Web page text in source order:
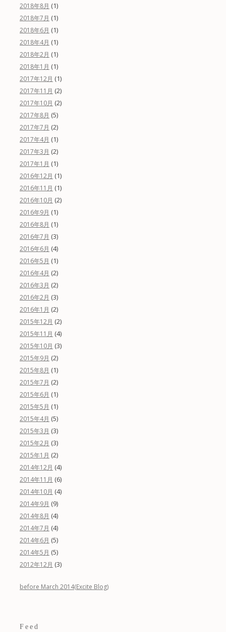
2018年8月 (1)
2018年7月 (1)
2018年6月 (1)
2018年4月 (1)
2018年2月 (1)
2018年1月 (1)
2017年12月 (1)
2017年11月 (2)
2017年10月 (2)
2017年8月 (5)
2017年7月 (2)
2017年4月 (1)
2017年3月 (2)
2017年1月 (1)
2016年12月 (1)
2016年11月 (1)
2016年10月 (2)
2016年9月 (1)
2016年8月 (1)
2016年7月 (3)
2016年6月 (4)
2016年5月 (1)
2016年4月 (2)
2016年3月 (2)
2016年2月 (3)
2016年1月 (2)
2015年12月 (2)
2015年11月 (4)
2015年10月 (3)
2015年9月 (2)
2015年8月 (1)
2015年7月 (2)
2015年6月 (1)
2015年5月 (1)
2015年4月 (5)
2015年3月 (3)
2015年2月 (3)
2015年1月 (2)
2014年12月 (4)
2014年11月 (6)
2014年10月 (4)
2014年9月 (9)
2014年8月 (4)
2014年7月 (4)
2014年6月 (5)
2014年5月 (5)
2012年12月 (3)
before March 2014(Excite Blog)
Feed